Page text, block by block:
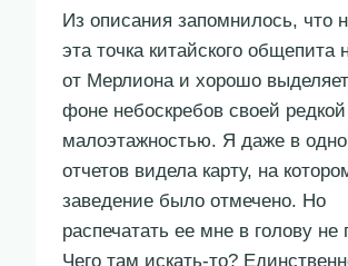
Из описания запомнилось, что
эта точка китайского общепита
от Мерлиона и хорошо
фоне небоскребов своей редкой
малоэтажностью. Я даже в
отчетов видела карту, на
заведение было отмечено. Но
распечатать ее мне в голову
Чего там искать-то?